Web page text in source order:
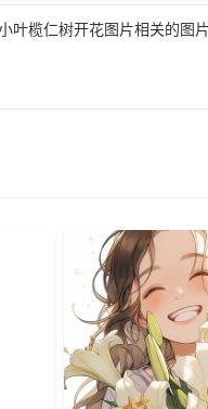
叶榄仁树开花图片相关的图